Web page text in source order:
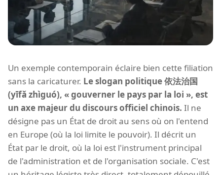
Un exemple contemporain éclaire bien cette filiation
sans la caricaturer. Le slogan politique 依法治国
(yīfǎ zhìguó), « gouverner le pays par la loi », est
un axe majeur du discours officiel chinois. Il ne
désigne pas un État de droit au sens où on l'entend
en Europe (où la loi limite le pouvoir). Il décrit un
État par le droit, où la loi est l'instrument principal
de l'administration et de l'organisation sociale. C'est